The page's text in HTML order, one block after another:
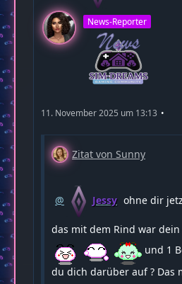
News-Reporter
11. November 2025 um 13:13
Zitat von Sunny
Jessy ohne dir
das mit dem Rind war
und 1
du dich darüber auf ? Das